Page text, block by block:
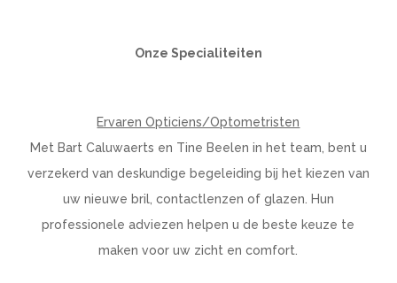
Onze Specialiteiten
Ervaren Opticiens/Optometristen
Met Bart Caluwaerts en Tine Beelen in het team, bent u
verzekerd van deskundige begeleiding bij het kiezen van
uw nieuwe bril, contactlenzen of glazen. Hun
professionele adviezen helpen u de beste keuze te
maken voor uw zicht en comfort.